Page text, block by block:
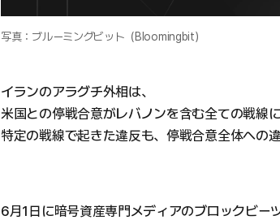
写真：ブルーミングビット（Bloomingbit）
イランのアラグチ外相は、
米国との停戦合意がレバノンを含む全ての戦線
特定の戦線で起きた違反も、停戦合意全体への
6月1日に暗号資産専門メディアのブロックビー